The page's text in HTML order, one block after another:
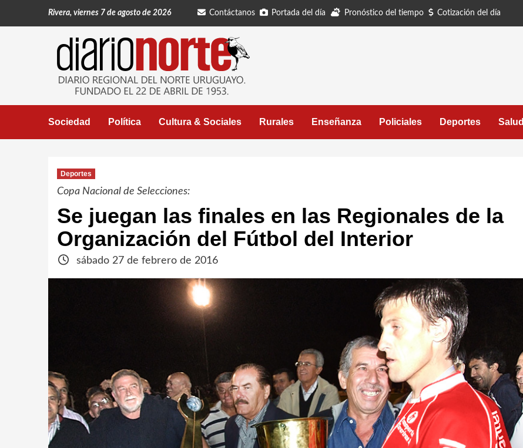
Rivera, viernes 7 de agosto de 2026 Contáctanos Portada del día Pronóstico del tiempo Cotización del día
Sociedad Política Cultura & Sociales Rurales Enseñanza Policiales Deportes Salud
Deportes
Copa Nacional de Selecciones:
Se juegan las finales en las Regionales de la
Organización del Fútbol del Interior
sábado 27 de febrero de 2016